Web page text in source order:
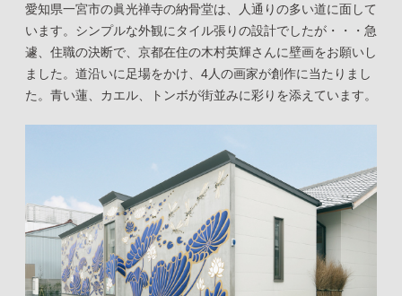
愛知県一宮市の眞光禅寺の納骨堂は、人通りの多い道に面して
います。シンプルな外観にタイル張りの設計でしたが・・・急
遽、住職の決断で、京都在住の木村英輝さんに壁画をお願いし
ました。道沿いに足場をかけ、4人の画家が創作に当たりまし
た。青い蓮、カエル、トンボが街並みに彩りを添えています。